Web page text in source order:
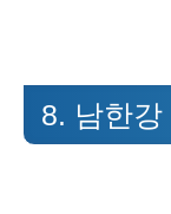
8. 남한강